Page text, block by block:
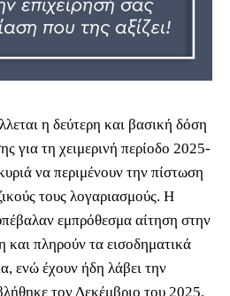
η δεύτερη και βασική δόση
για τη χειμερινή περίοδο 2025-
να περιμένουν την πίστωση
τους λογαριασμούς. Η
εμπρόθεσμα αίτηση στην
πληρούν τα εισοδηματικά
ενώ έχουν ήδη λάβει την
τον Δεκέμβριο του 2025.